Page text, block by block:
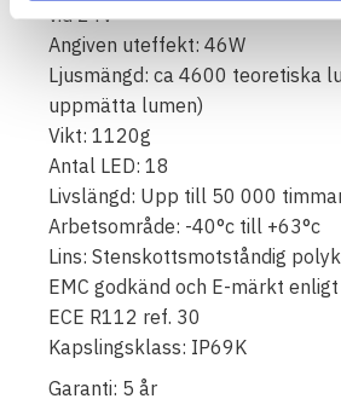
vid 24V
Angiven uteffekt: 46W
Ljusmängd: ca 4600 teoretiska
uppmätta lumen)
Vikt: 1120g
Antal LED: 18
Livslängd: Upp till 50 000
Arbetsområde: -40°c till +63°c
Lins: Stenskottsmotståndig
EMC godkänd och E-märkt
ECE R112 ref. 30
Kapslingsklass: IP69K
Garanti: 5 år